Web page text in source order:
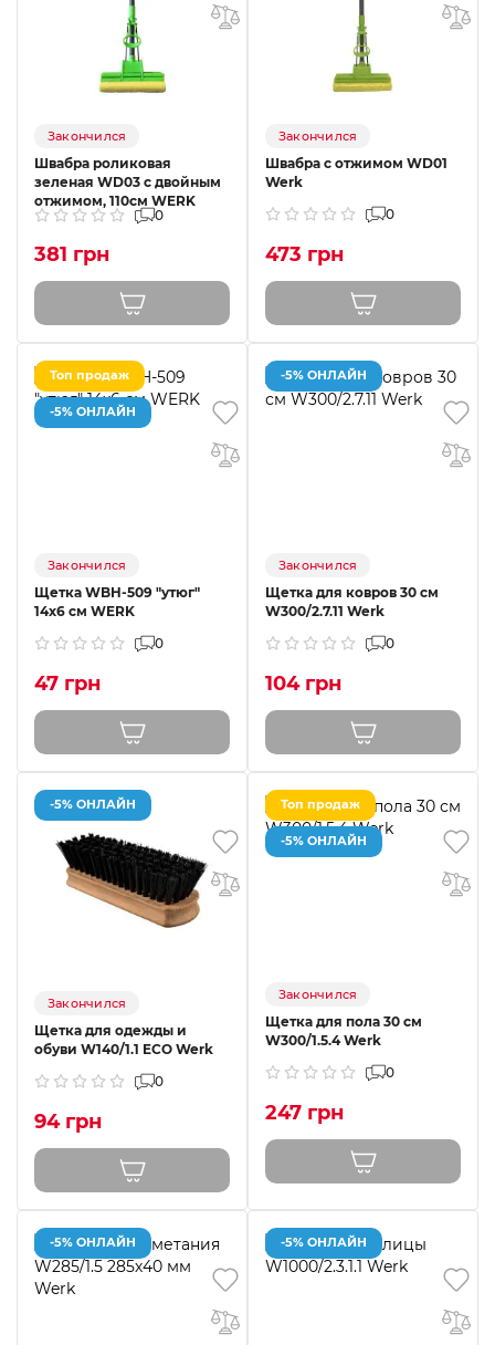
Закончился
Швабра роликовая
зеленая WD03 с двойным
отжимом, 110см WERK
0
381 грн
Закончился
Швабра с отжимом WD01
Werk
0
473 грн
Топ продаж
-5% ОНЛАЙН
Закончился
Щетка WBH-509 "утюг"
14х6 см WERK
0
47 грн
-5% ОНЛАЙН
Закончился
Щетка для ковров 30 см
W300/2.7.11 Werk
0
104 грн
-5% ОНЛАЙН
Закончился
Щетка для одежды и
обуви W140/1.1 ECO Werk
0
94 грн
Топ продаж
-5% ОНЛАЙН
Закончился
Щетка для пола 30 см
W300/1.5.4 Werk
0
247 грн
-5% ОНЛАЙН -5% ОНЛАЙН